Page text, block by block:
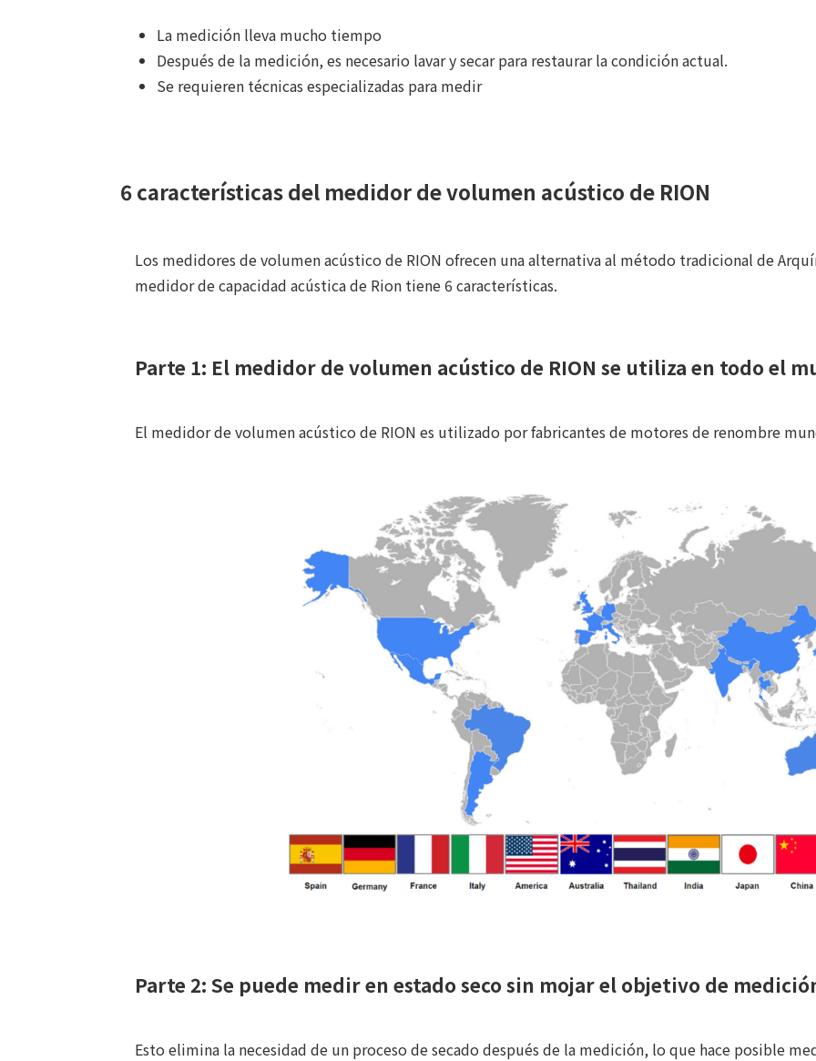
La medición lleva mucho tiempo
Después de la medición, es necesario lavar y secar para restaurar la condición actual.
Se requieren técnicas especializadas para medir
6 características del medidor de volumen acústico de RION
Los medidores de volumen acústico de RION ofrecen una alternativa al método tradicional de
medidor de capacidad acústica de Rion tiene 6 características.
Parte 1: El medidor de volumen acústico de RION se utiliza en todo el
El medidor de volumen acústico de RION es utilizado por fabricantes de motores de renombre
Parte 2: Se puede medir en estado seco sin mojar el objetivo de
Esto elimina la necesidad de un proceso de secado después de la medición, lo que hace posible